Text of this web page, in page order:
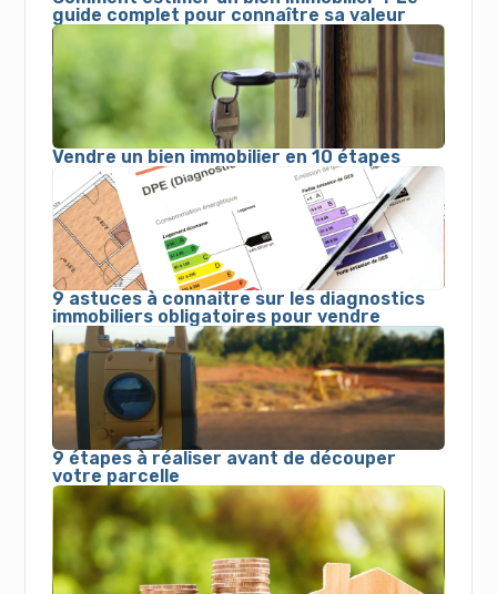
guide complet pour connaître sa valeur
Vendre un bien immobilier en 10 étapes
9 astuces à connaitre sur les diagnostics
immobiliers obligatoires pour vendre
9 étapes à réaliser avant de découper
votre parcelle